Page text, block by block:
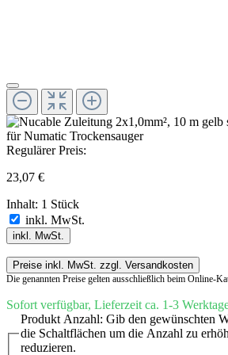
Regulärer Preis:
23,07 €
Inhalt: 1 Stück
inkl. MwSt.
inkl. MwSt.
Preise inkl. MwSt. zzgl. Versandkosten
Die genannten Preise gelten ausschließlich beim Online-
Sofort verfügbar, Lieferzeit ca. 1-3
Produkt Anzahl: Gib den gewünschten
die Schaltflächen um die Anzahl zu
reduzieren.